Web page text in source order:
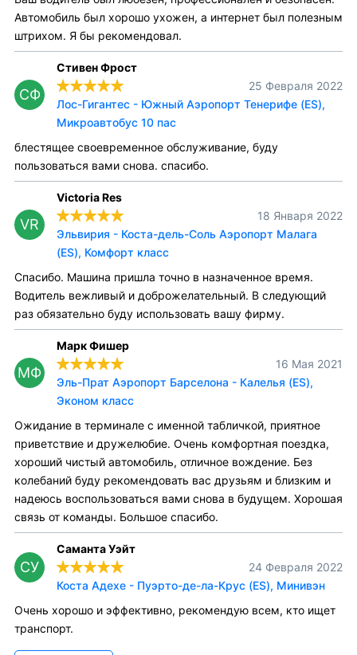
Автомобиль был хорошо ухожен, а интернет был полезным
штрихом. Я бы рекомендовал.
СФ
Стивен Фрост
25 Февраля 2022
Лос-Гигантес - Южный Аэропорт Тенерифе (ES),
Микроавтобус 10 пас
блестящее своевременное обслуживание, буду
пользоваться вами снова. спасибо.
VR
Victoria Res
18 Января 2022
Эльвирия - Коста-дель-Соль Аэропорт Малага
(ES), Комфорт класс
Спасибо. Машина пришла точно в назначенное время.
Водитель вежливый и доброжелательный. В следующий
раз обязательно буду использовать вашу фирму.
МФ
Марк Фишер
16 Мая 2021
Эль-Прат Аэропорт Барселона - Калелья (ES),
Эконом класс
Ожидание в терминале с именной табличкой, приятное
приветствие и дружелюбие. Очень комфортная поездка,
хороший чистый автомобиль, отличное вождение. Без
колебаний буду рекомендовать вас друзьям и близким и
надеюсь воспользоваться вами снова в будущем. Хорошая
связь от команды. Большое спасибо.
СУ
Саманта Уэйт
24 Февраля 2022
Коста Адехе - Пуэрто-де-ла-Крус (ES), Минивэн
Очень хорошо и эффективно, рекомендую всем, кто ищет
транспорт.